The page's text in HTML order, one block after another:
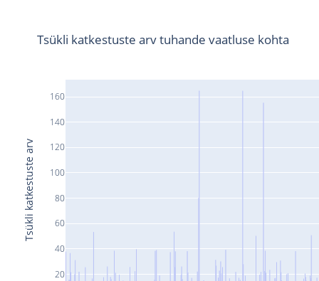
20
40
60
80
100
120
140
160
Tsükli katkestuste arv tuhande vaatluse kohta
Tsükli katkestuste arv